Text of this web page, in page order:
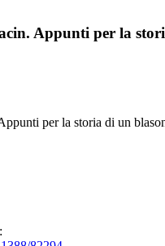
Appunti per la
per la storia di un